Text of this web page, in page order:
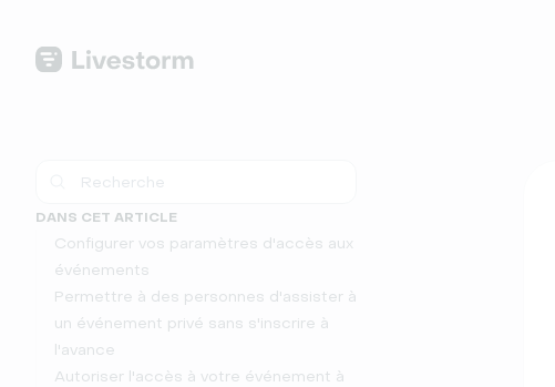
DANS CET ARTICLE
Configurer vos paramètres d'accès aux
événements
Permettre à des personnes d'assister à
un événement privé sans s'inscrire à
l'avance
Autoriser l'accès à votre événement à